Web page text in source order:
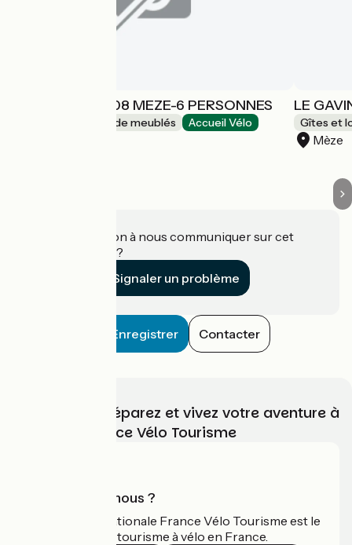
LE PATIO ME 008 MEZE-6 PERSONNES
Gîtes et locations de meublés Accueil Vélo
LE
Gîtes et
Mèze
Une information à nous communiquer sur cet
établissement ?
Signaler un problème
Enregistrer Contacter
Choisissez, préparez et vivez votre aventure à
vélo avec France Vélo Tourisme
Qui sommes-nous ?
L'association nationale France Vélo Tourisme est le
guide officiel du tourisme à vélo en France.